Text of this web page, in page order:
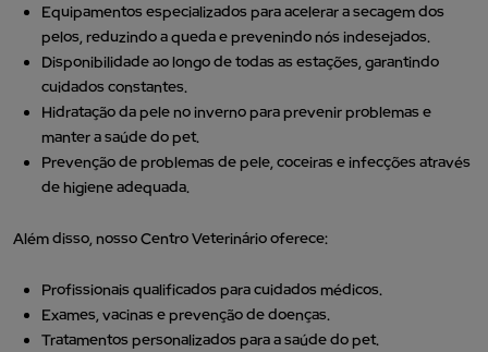
Equipamentos especializados para acelerar a secagem dos
pelos, reduzindo a queda e prevenindo nós indesejados.
Disponibilidade ao longo de todas as estações, garantindo
cuidados constantes.
Hidratação da pele no inverno para prevenir problemas e
manter a saúde do pet.
Prevenção de problemas de pele, coceiras e infecções através
de higiene adequada.
Além disso, nosso Centro Veterinário oferece:
Profissionais qualificados para cuidados médicos.
Exames, vacinas e prevenção de doenças.
Tratamentos personalizados para a saúde do pet.